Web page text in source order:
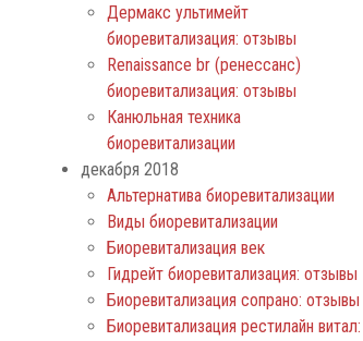
Дермакс ультимейт
биоревитализация: отзывы
Renaissance br (ренессанс)
биоревитализация: отзывы
Канюльная техника
биоревитализации
декабря 2018
Альтернатива биоревитализации
Виды биоревитализации
Биоревитализация век
Гидрейт биоревитализация: отзывы
Биоревитализация сопрано: отзывы
Биоревитализация рестилайн витал: